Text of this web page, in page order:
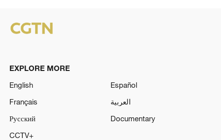
e
o
EXPLORE MORE
English
Español
Français
العربية
Русский
Documentary
CCTV+